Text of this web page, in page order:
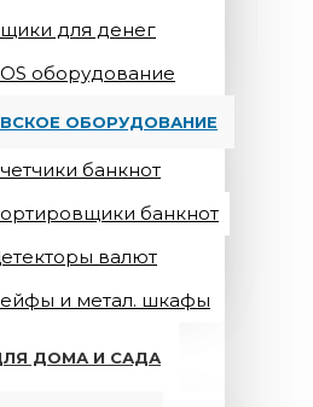
для денег
оборудование
ОБОРУДОВАНИЕ
банкнот
банкнот
валют
и метал. шкафы
ДОМА И САДА